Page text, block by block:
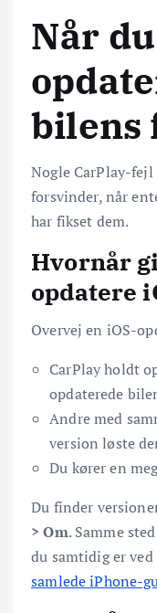
Når
bilens
Nogle CarPlay-
forsvinder, når
har fikset dem.
Hvornår
opdatere
Overvej en iOS-
CarPlay holdt
opdaterede
Andre med
version løste
Du kører en
Du finder
> Om. Samme
du samtidig er
samlede iPhone-